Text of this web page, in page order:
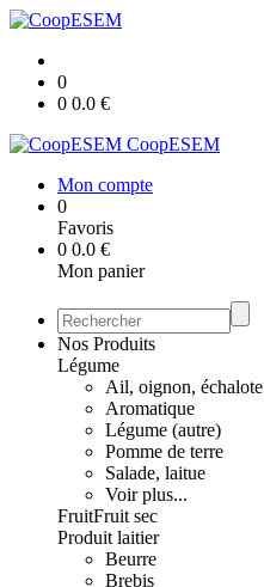
0
0 0.0 €
CoopESEM
Mon compte
0
Favoris
0 0.0 €
Mon panier
Nos Produits
Légume
Ail, oignon, échalote
Aromatique
Légume (autre)
Pomme de terre
Salade, laitue
Voir plus...
FruitFruit sec
Produit laitier
Beurre
Brebis